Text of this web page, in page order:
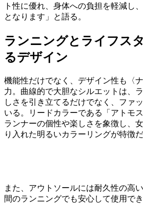
ト性に優れ、⾝体への負担を軽減し
となります」と語る。
ランニングとライフス
るデザイン
機能性だけでなく、デザイン性も〈
力。曲線的で大胆なシルエットは、
しさを引き立てるだけでなく、ファ
いる。リードカラーである「アトモ
ランナーの個性や楽しさを象徴し、
り入れた明るいカラーリングが特徴だ
また、アウトソールには耐久性の高
間のランニングでも安心して使用で